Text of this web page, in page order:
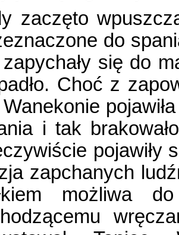
zaczęto
do
się do
Choć z
i tak
pojawiły
zapchanych
możliwa